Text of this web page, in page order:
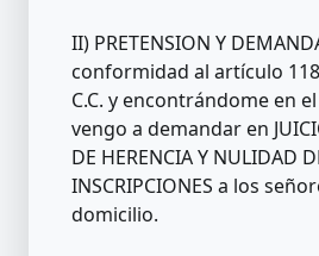
II) PRETENSION Y
conformidad al artículo
C.C. y encontrándome en
vengo a demandar en
DE HERENCIA Y NULIDAD
INSCRIPCIONES a los
domicilio.